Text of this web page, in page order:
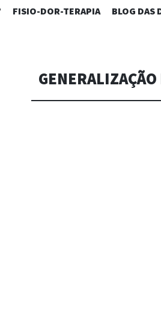
DAS
FISIO-DOR-TERAPIA BLOG DAS